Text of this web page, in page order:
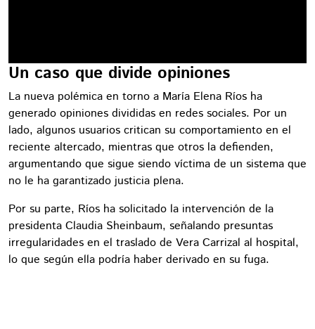
Un caso que divide opiniones
La nueva polémica en torno a María Elena Ríos ha
generado opiniones divididas en redes sociales. Por un
lado, algunos usuarios critican su comportamiento en el
reciente altercado, mientras que otros la defienden,
argumentando que sigue siendo víctima de un sistema que
no le ha garantizado justicia plena.
Por su parte, Ríos ha solicitado la intervención de la
presidenta Claudia Sheinbaum, señalando presuntas
irregularidades en el traslado de Vera Carrizal al hospital,
lo que según ella podría haber derivado en su fuga.